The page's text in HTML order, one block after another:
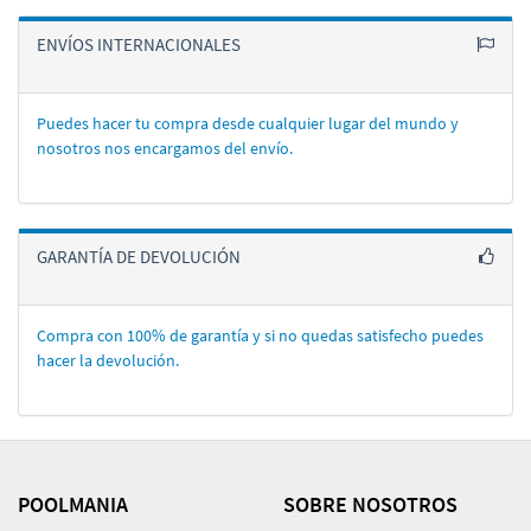
ENVÍOS INTERNACIONALES
Puedes hacer tu compra desde cualquier lugar del mundo y
nosotros nos encargamos del enví­o.
GARANTÍA DE DEVOLUCIÓN
Compra con 100% de garantí­a y si no quedas satisfecho puedes
hacer la devolución.
POOLMANIA SOBRE NOSOTROS